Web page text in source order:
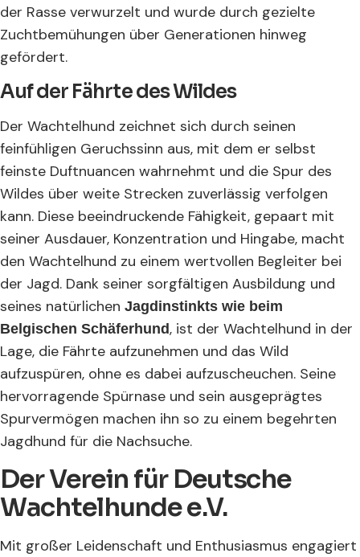
der Rasse verwurzelt und wurde durch gezielte
Zuchtbemühungen über Generationen hinweg
gefördert.
Auf der Fährte des Wildes
Der Wachtelhund zeichnet sich durch seinen
feinfühligen Geruchssinn aus, mit dem er selbst
feinste Duftnuancen wahrnehmt und die Spur des
Wildes über weite Strecken zuverlässig verfolgen
kann. Diese beeindruckende Fähigkeit, gepaart mit
seiner Ausdauer, Konzentration und Hingabe, macht
den Wachtelhund zu einem wertvollen Begleiter bei
der Jagd. Dank seiner sorgfältigen Ausbildung und
seines natürlichen Jagdinstinkts wie beim
Belgischen Schäferhund, ist der Wachtelhund in der
Lage, die Fährte aufzunehmen und das Wild
aufzuspüren, ohne es dabei aufzuscheuchen. Seine
hervorragende Spürnase und sein ausgeprägtes
Spurvermögen machen ihn so zu einem begehrten
Jagdhund für die Nachsuche.
Der Verein für Deutsche
Wachtelhunde e.V.
Mit großer Leidenschaft und Enthusiasmus engagiert